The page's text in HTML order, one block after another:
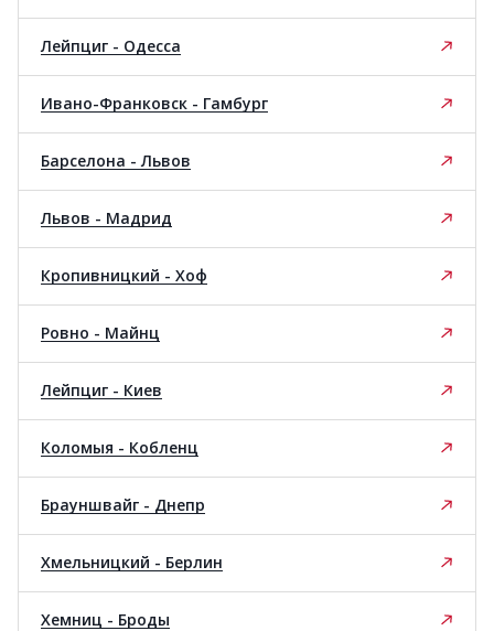
Лейпциг - Одесса
Ивано-Франковск - Гамбург
Барселона - Львов
Львов - Мадрид
Кропивницкий - Хоф
Ровно - Майнц
Лейпциг - Киев
Коломыя - Кобленц
Брауншвайг - Днепр
Хмельницкий - Берлин
Хемниц - Броды